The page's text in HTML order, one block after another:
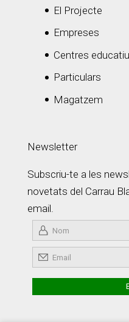
El Projecte
Empreses
Centres
Particulars
Magatzem
Newsletter
Subscriu-te a les
novetats del Carrau
email.